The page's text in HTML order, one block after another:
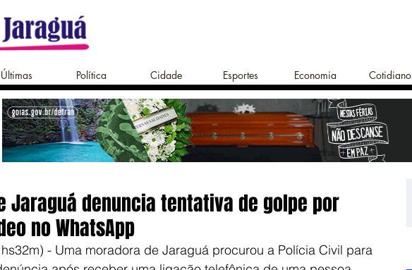
Últimas Política Cidade Esportes Economia Cotidiano
Jaraguá denuncia tentativa de golpe por
no WhatsApp
- Uma moradora de Jaraguá procurou a Polícia Civil para